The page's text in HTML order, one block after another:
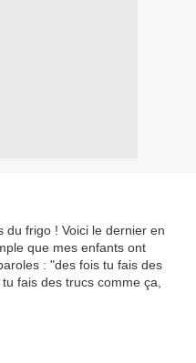
du frigo ! Voici le dernier en
que mes enfants ont
: "des fois tu fais des
fais des trucs comme ça,